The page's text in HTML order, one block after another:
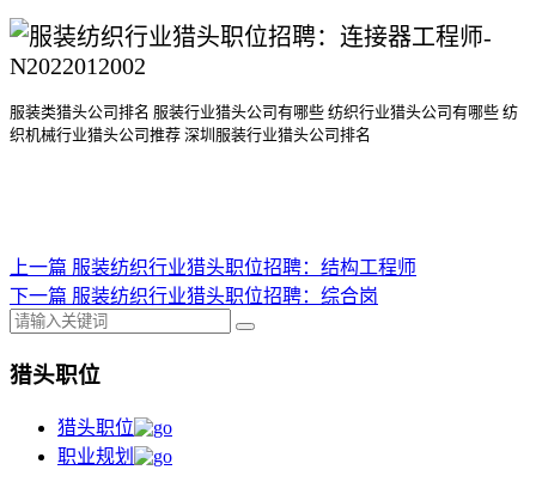
服装类猎头公司排名 服装行业猎头公司有哪些 纺织行业猎头公司有哪些 纺
织机械行业猎头公司推荐 深圳服装行业猎头公司排名
上一篇 服装纺织行业猎头职位招聘：结构工程师
下一篇 服装纺织行业猎头职位招聘：综合岗
猎头职位
猎头职位
职业规划